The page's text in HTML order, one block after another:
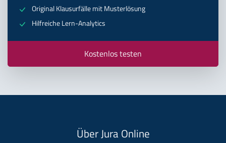
Original Klausurfälle mit Musterlösung
Hilfreiche Lern-Analytics
Kostenlos testen
Über Jura Online